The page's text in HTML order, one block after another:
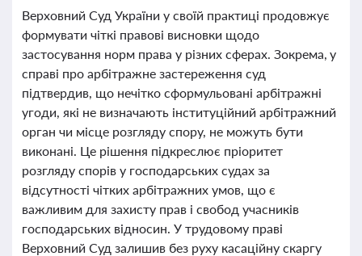
Верховний Суд України у своїй практиці продовжує
формувати чіткі правові висновки щодо
застосування норм права у різних сферах. Зокрема, у
справі про арбітражне застереження суд
підтвердив, що нечітко сформульовані арбітражні
угоди, які не визначають інституційний арбітражний
орган чи місце розгляду спору, не можуть бути
виконані. Це рішення підкреслює пріоритет
розгляду спорів у господарських судах за
відсутності чітких арбітражних умов, що є
важливим для захисту прав і свобод учасників
господарських відносин. У трудовому праві
Верховний Суд залишив без руху касаційну скаргу